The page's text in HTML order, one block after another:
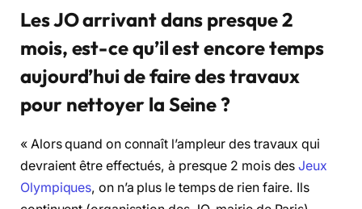
Les JO arrivant dans presque 2
mois, est-ce qu’il est encore temps
aujourd’hui de faire des travaux
pour nettoyer la Seine ?
« Alors quand on connaît l’ampleur des travaux qui
devraient être effectués, à presque 2 mois desJeux
Olympiques, on n’a plus le temps de rien faire. Ils